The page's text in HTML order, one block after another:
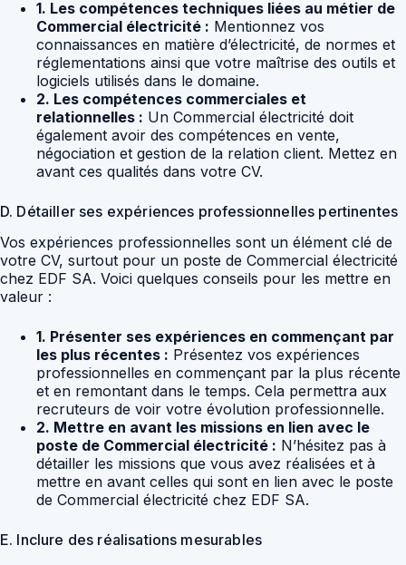
1. Les compétences techniques liées au métier de
Commercial électricité : Mentionnez vos
connaissances en matière d’électricité, de normes et
réglementations ainsi que votre maîtrise des outils et
logiciels utilisés dans le domaine.
2. Les compétences commerciales et
relationnelles : Un Commercial électricité doit
également avoir des compétences en vente,
négociation et gestion de la relation client. Mettez en
avant ces qualités dans votre CV.
D. Détailler ses expériences professionnelles pertinentes
Vos expériences professionnelles sont un élément clé de
votre CV, surtout pour un poste de Commercial électricité
chez EDF SA. Voici quelques conseils pour les mettre en
valeur :
1. Présenter ses expériences en commençant par
les plus récentes : Présentez vos expériences
professionnelles en commençant par la plus récente
et en remontant dans le temps. Cela permettra aux
recruteurs de voir votre évolution professionnelle.
2. Mettre en avant les missions en lien avec le
poste de Commercial électricité : N’hésitez pas à
détailler les missions que vous avez réalisées et à
mettre en avant celles qui sont en lien avec le poste
de Commercial électricité chez EDF SA.
E. Inclure des réalisations mesurables